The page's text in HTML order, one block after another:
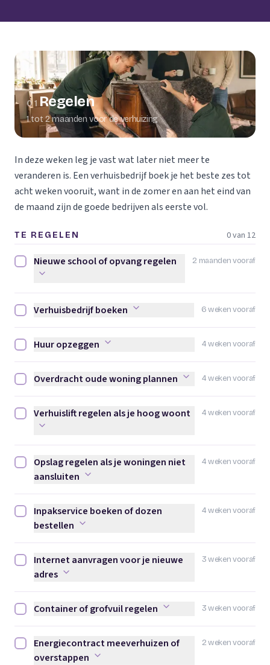
01 Regelen
1 tot 2 maanden voor de verhuizing
In deze weken leg je vast wat later niet meer te
veranderen is. Een verhuisbedrijf boek je het beste zes tot
acht weken vooruit, want in de zomer en aan het eind van
de maand zijn de goede bedrijven als eerste vol.
TE REGELEN 0 van 12
2 maanden vooraf
Nieuwe school of opvang regelen afvinken
Nieuwe school of opvang regelen
6 weken vooraf
Verhuisbedrijf boeken afvinken
Verhuisbedrijf boeken
4 weken vooraf
Huur opzeggen afvinken
Huur opzeggen
4 weken vooraf
Overdracht oude woning plannen afvinken
Overdracht oude woning plannen
4 weken vooraf
Verhuislift regelen als je hoog woont afvinken
Verhuislift regelen als je hoog woont
4 weken vooraf
Opslag regelen als je woningen niet aansluiten afvinken
Opslag regelen als je woningen niet
aansluiten
4 weken vooraf
Inpakservice boeken of dozen bestellen afvinken
Inpakservice boeken of dozen
bestellen
3 weken vooraf
Internet aanvragen voor je nieuwe adres afvinken
Internet aanvragen voor je nieuwe
adres
3 weken vooraf
Container of grofvuil regelen afvinken
Container of grofvuil regelen
2 weken vooraf
Energiecontract meeverhuizen of overstappen afvinken
Energiecontract meeverhuizen of
overstappen